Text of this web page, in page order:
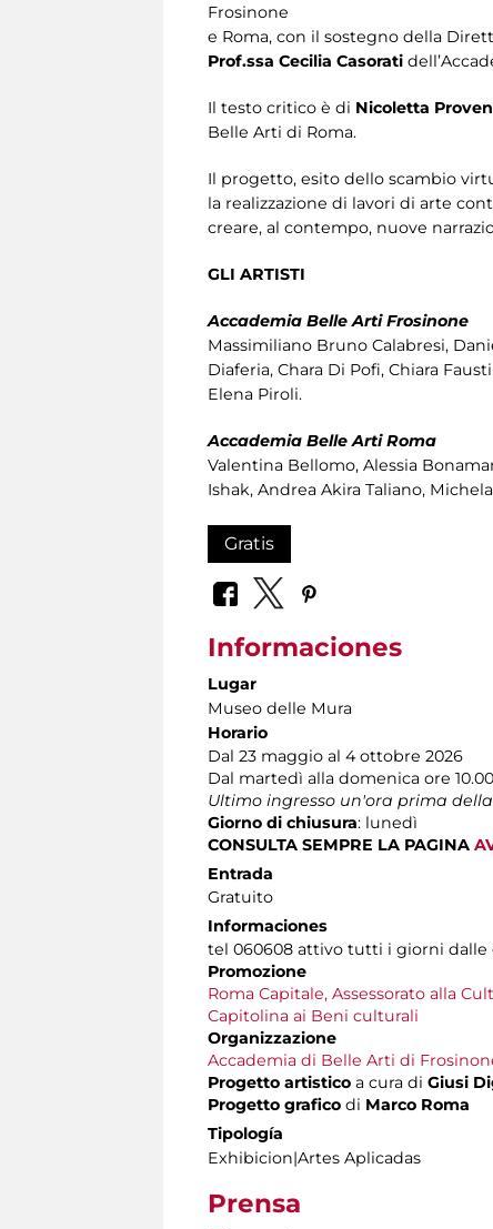
Frosinone
e Roma, con il sostegno della
Prof.ssa Cecilia Casorati
Il testo critico è di Nicoletta
Belle Arti di Roma.
Il progetto, esito dello scambio
la realizzazione di lavori di arte
creare, al contempo, nuove
GLI ARTISTI
Accademia Belle Arti Frosinone
Massimiliano Bruno Calabresi,
Diaferia, Chara Di Pofi, Chiara
Elena Piroli.
Accademia Belle Arti Roma
Valentina Bellomo, Alessia
Ishak, Andrea Akira Taliano,
Gratis
Informaciones
Lugar
Museo delle Mura
Horario
Dal 23 maggio al 4 ottobre 2026
Dal martedì alla domenica ore
Ultimo ingresso un'ora prima
Giorno di chiusura: lunedì
CONSULTA SEMPRE LA PAGINA
Entrada
Gratuito
Informaciones
tel 060608 attivo tutti i giorni dalle
Promozione
Roma Capitale, Assessorato alla
Capitolina ai Beni culturali
Organizzazione
Accademia di Belle Arti di
Progetto artistico a cura di Giusi
Progetto grafico di Marco Roma
Tipología
Exhibicion|Artes Aplicadas
Prensa